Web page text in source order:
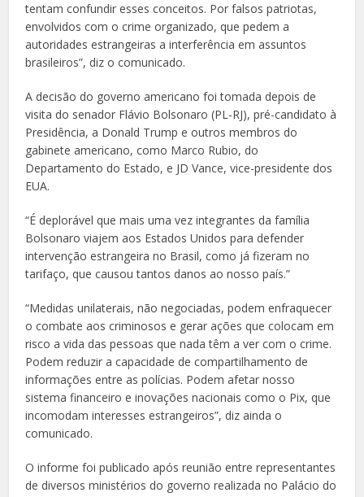
tentam confundir esses conceitos. Por falsos patriotas,
envolvidos com o crime organizado, que pedem a
autoridades estrangeiras a interferência em assuntos
brasileiros”, diz o comunicado.
A decisão do governo americano foi tomada depois de
visita do senador Flávio Bolsonaro (PL-RJ), pré-candidato à
Presidência, a Donald Trump e outros membros do
gabinete americano, como Marco Rubio, do
Departamento do Estado, e JD Vance, vice-presidente dos
EUA.
“É deplorável que mais uma vez integrantes da família
Bolsonaro viajem aos Estados Unidos para defender
intervenção estrangeira no Brasil, como já fizeram no
tarifaço, que causou tantos danos ao nosso país.”
“Medidas unilaterais, não negociadas, podem enfraquecer
o combate aos criminosos e gerar ações que colocam em
risco a vida das pessoas que nada têm a ver com o crime.
Podem reduzir a capacidade de compartilhamento de
informações entre as polícias. Podem afetar nosso
sistema financeiro e inovações nacionais como o Pix, que
incomodam interesses estrangeiros”, diz ainda o
comunicado.
O informe foi publicado após reunião entre representantes
de diversos ministérios do governo realizada no Palácio do